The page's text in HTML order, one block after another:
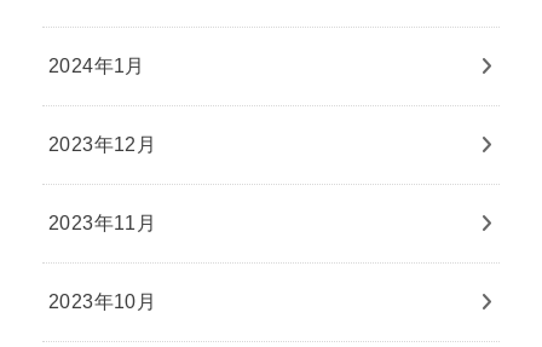
2024年1月
2023年12月
2023年11月
2023年10月